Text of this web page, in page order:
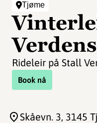
Tjøme
Rideleir på Stall
Book nå
Skåevn. 3, 3145